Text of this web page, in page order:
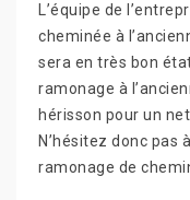
L’équipe de
cheminée à
sera en très bon
ramonage à
hérisson pour un
N’hésitez donc pas
ramonage de